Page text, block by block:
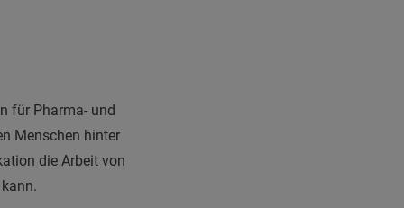
für Pharma- und
Menschen hinter
die Arbeit von